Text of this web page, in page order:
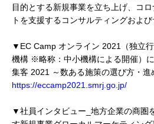
目的とする新規事業を立ち上げ、コ
トを支援するコンサルティングおよび
▼EC Camp オンライン 2021（独立
機構 ※略称：中小機構による開催）
集客 2021 ～数ある施策の選び方・進
https://eccamp2021.smrj.go.jp/
▼社員インタビュー_地方企業の商圏